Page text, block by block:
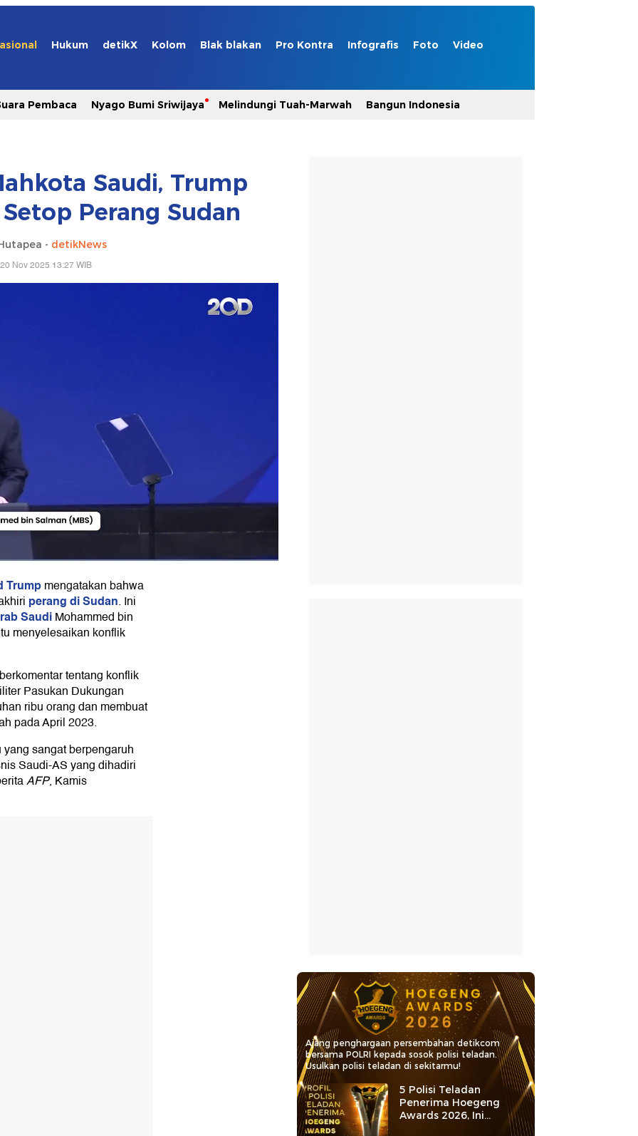
Hukum detikX Kolom Blak blakan Pro Kontra Infografis Foto Video
Pembaca Nyago Bumi Sriwijaya Melindungi Tuah-Marwah Bangun Indonesia
Saudi, Trump
Perang Sudan
- detikNews
Nov 2025 13:27 WIB
Trumpmengatakan bahwa
perang di Sudan. Ini
SaudiMohammed bin
menyelesaikan konflik
tentang konflik
Pasukan Dukungan
ribu orang dan membuat
pada April 2023.
sangat berpengaruh
Saudi-AS yang dihadiri
AFP, Kamis
Ajang penghargaan persembahan detikcom
bersama POLRI kepada sosok polisi teladan.
Usulkan polisi teladan di sekitarmu!
5 Polisi Teladan
Penerima Hoegeng
Awards 2026, Ini
Kategori dan Kiprahnya